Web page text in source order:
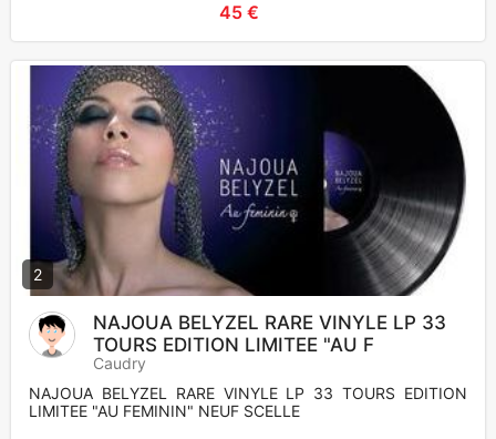
45 €
2
NAJOUA BELYZEL RARE VINYLE LP 33
TOURS EDITION LIMITEE "AU F
Caudry
NAJOUA BELYZEL RARE VINYLE LP 33 TOURS EDITION
LIMITEE "AU FEMININ" NEUF SCELLE